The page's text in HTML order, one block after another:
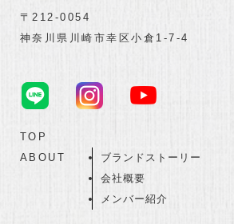
〒212-0054
神奈川県川崎市幸区小倉1-7-4
TOP
ABOUT
ブランドストーリー
会社概要
メンバー紹介